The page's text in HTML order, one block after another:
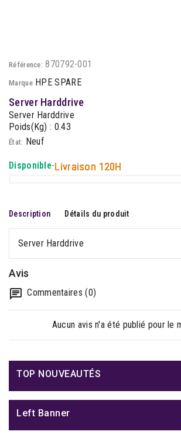
Référence: 870792-001
Marque HPE SPARE
Server Harddrive
Server Harddrive
Poids(Kg) : 0.43
État: Neuf
Disponible-Livraison 120H
Description Détails du produit
Server Harddrive
Avis
Commentaires (0)
Aucun avis n'a été publié pour le
TOP NOUVEAUTÉS
Left Banner